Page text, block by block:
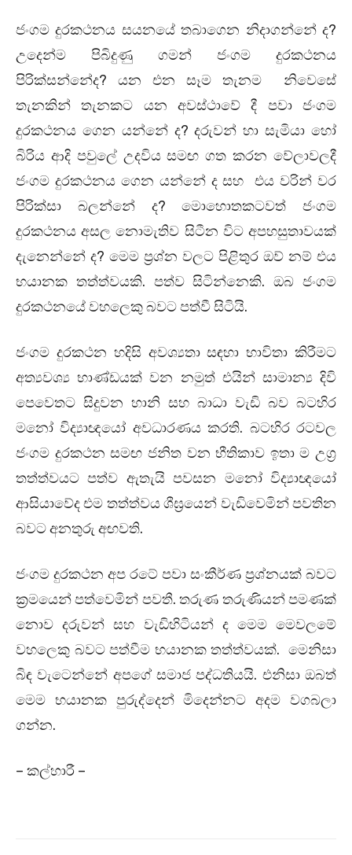
ජංගම දුරකථනය සයනයේ තබාගෙන නිදාගන්නේ ද?
උදෙන්ම පිබිදුණු ගමන් ජංගම දුරකථනය
පිරික්සන්නේද? යන එන සෑම තැනම නිවෙසේ
තැනකින් තැනකට යන අවස්ථාවේ දී පවා ජංගම
දුරකථනය ගෙන යන්නේ ද? දරුවන් හා සැමියා හෝ
බිරිය ආදි පවුලේ උදවිය සමඟ ගත කරන වේලාවලදී
ජංගම දුරකථනය ගෙන යන්නේ ද සහ එය වරින් වර
පිරික්සා බලන්නේ ද? මොහොතකටවත් ජංගම
දුරකථනය අසල නොමැතිව සිටීන විට අපහසුතාවයක්
දැනෙන්නේ ද? මෙම ප්‍රශ්න වලට පිළිතුර ඔව් නම් එය
භයානක තත්ත්වයකි. පත්ව සිටින්නෙකි. ඔබ ජංගම
දුරකථනයේ වහලෙකු බවට පත්වී සිටියි.
ජංගම දුරකථන හදිසි අවශ්‍යතා සඳහා භාවිතා කිරීමට
අත්‍යවශ්‍ය භාණ්ඩයක් වන නමුත් එයින් සාමාන්‍ය දිවි
පෙවෙතට සිදුවන හානි සහ බාධා වැඩි බව බටහිර
මනෝ විද්‍යාඥයෝ අවධාරණය කරති. බටහිර රටවල
ජංගම දුරකථන සමඟ ජනිත වන භීතිකාව ඉතා ම උග්‍ර
තත්ත්වයට පත්ව ඇතැයි පවසන මනෝ විද්‍යාඥයෝ
ආසියාවේද එම තත්ත්වය ශීඝ්‍රයෙන් වැඩිවෙමින් පවතින
බවට අනතුරු අඟවති.
ජංගම දුරකථන අප රටේ පවා සංකීර්ණ ප්‍රශ්නයක් බවට
ක්‍රමයෙන් පත්වෙමින් පවතී. තරුණ තරුණියන් පමණක්
නොව දරුවන් සහ වැඩිහිටියන් ද මෙම මෙවලමේ
වහලෙකු බවට පත්වීම භයානක තත්ත්වයක්. මෙනිසා
බිඳ වැටෙන්නේ අපගේ සමාජ පද්ධතියයි. එනිසා ඔබත්
මෙම භයානක පුරුද්දෙන් මිදෙන්නට අදම වගබලා
ගන්න.
– කල්හාරී –